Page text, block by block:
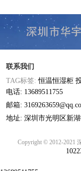
联系我们
TAG标签:恒温恒湿柜
电话: 13689511755
邮箱:
地址: 深圳市光明区新
Copyright © 2012-2021